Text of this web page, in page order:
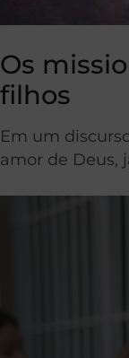
Os
filhos
Em um
amor de Deus,